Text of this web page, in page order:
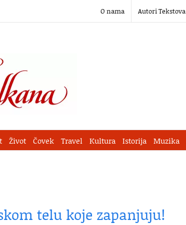
O nama Autori Tekstova
Život Čovek Travel Kultura Istorija Muzika
telu koje zapanjuju!